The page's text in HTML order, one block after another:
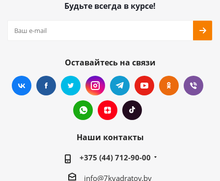
Будьте всегда в курсе!
Оставайтесь на связи
Наши контакты
+375 (44) 712-90-00
info@7kvadratov.by